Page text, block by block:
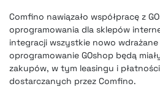
FINTEKEXTRA
OKIEM EKSPERTA
Comfino nawiązało współpracę z
oprogramowania dla sklepów
integracji wszystkie nowo
oprogramowanie GOshop będą
zakupów, w tym leasingu i
dostarczanych przez Comfino.